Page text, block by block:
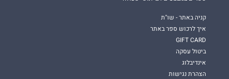
קניה באתר - שו"ת
איך לרכוש ספר באתר
GIFT CARD
ביטול עסקה
אינדיבלוג
הצהרת נגישות